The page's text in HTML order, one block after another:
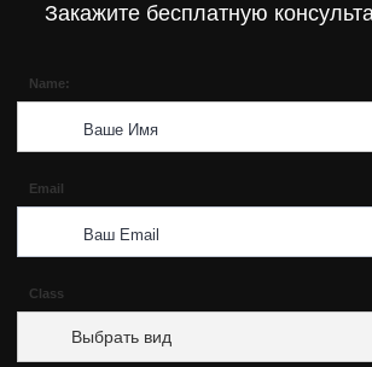
Закажите бесплатную
Name:
Email
Class